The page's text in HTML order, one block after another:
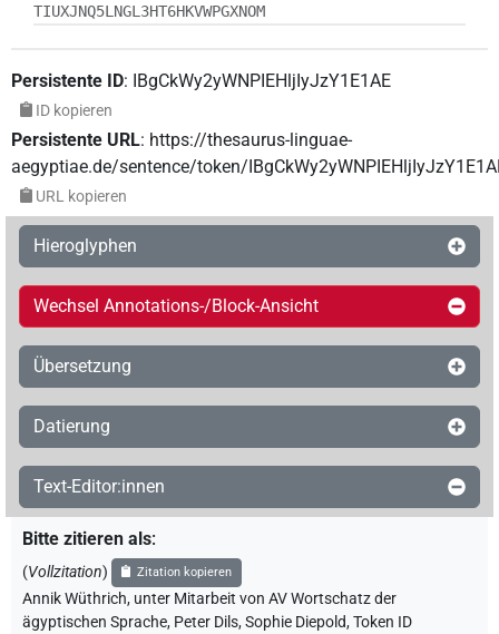
TIUXJNQ5LNGL3HT6HKVWPGXNOM
Persistente ID: IBgCkWy2yWNPIEHljIyJzY1E1AE
ID kopieren
Persistente URL: https://thesaurus-linguae-
aegyptiae.de/sentence/token/
URL kopieren
Hieroglyphen
Wechsel Annotations-/Block-Ansicht
Übersetzung
Datierung
Text-Editor:innen
Bitte zitieren als:
(Vollzitation) Zitation kopieren
Annik Wüthrich, unter Mitarbeit von AV Wortschatz der
ägyptischen Sprache, Peter Dils,Sophie Diepold,Token ID